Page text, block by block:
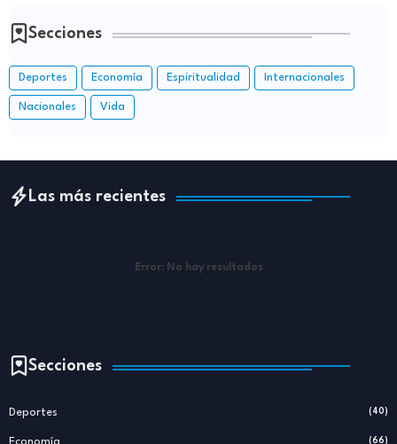
Secciones
Deportes Economía Espiritualidad Internacionales
Nacionales Vida
Las más recientes
Error: No hay resultados
Secciones
Deportes (40)
(66)